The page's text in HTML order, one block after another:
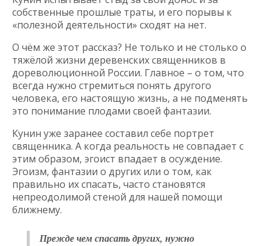
собственные прошлые траты, и его порывы к
«полезной деятельности» сходят на нет.
О чём же этот рассказ? Не только и не столько о
тяжёлой жизни деревенских священников в
дореволюционной России. Главное – о том, что
всегда нужно стремиться понять другого
человека, его настоящую жизнь, а не подменять
это понимание плодами своей фантазии.
Кунин уже заранее составил себе портрет
священника. А когда реальность не совпадает с
этим образом, эгоист впадает в осуждение.
Эгоизм, фантазии о других или о том, как
правильно их спасать, часто становятся
непреодолимой стеной для нашей помощи
ближнему.
Прежде чем спасать других, нужно